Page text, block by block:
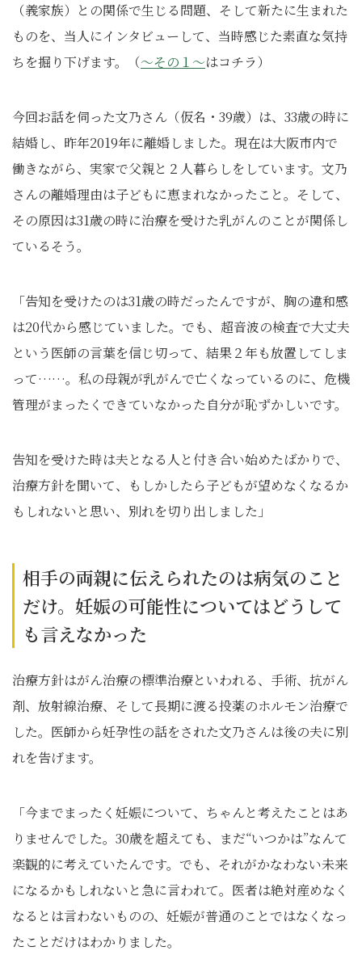
（義家族）との関係で生じる問題、そして新たに生まれた
ものを、当人にインタビューして、当時感じた素直な気持
ちを掘り下げます。（～その１～はコチラ）
今回お話を伺った文乃さん（仮名・39歳）は、33歳の時に
結婚し、昨年2019年に離婚しました。現在は大阪市内で
働きながら、実家で父親と２人暮らしをしています。文乃
さんの離婚理由は子どもに恵まれなかったこと。そして、
その原因は31歳の時に治療を受けた乳がんのことが関係し
ているそう。
「告知を受けたのは31歳の時だったんですが、胸の違和感
は20代から感じていました。でも、超音波の検査で大丈夫
という医師の言葉を信じ切って、結果２年も放置してしま
って……。私の母親が乳がんで亡くなっているのに、危機
管理がまったくできていなかった自分が恥ずかしいです。
告知を受けた時は夫となる人と付き合い始めたばかりで、
治療方針を聞いて、もしかしたら子どもが望めなくなるか
もしれないと思い、別れを切り出しました」
相手の両親に伝えられたのは病気のこと
だけ。妊娠の可能性についてはどうして
も言えなかった
治療方針はがん治療の標準治療といわれる、手術、抗がん
剤、放射線治療、そして長期に渡る投薬のホルモン治療で
した。医師から妊孕性の話をされた文乃さんは後の夫に別
れを告げます。
「今までまったく妊娠について、ちゃんと考えたことはあ
りませんでした。30歳を超えても、まだ“いつかは”なんて
楽観的に考えていたんです。でも、それがかなわない未来
になるかもしれないと急に言われて。医者は絶対産めなく
なるとは言わないものの、妊娠が普通のことではなくなっ
たことだけはわかりました。